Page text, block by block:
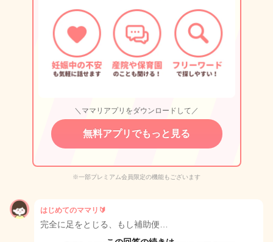
＼ママリアプリをダウンロードして／
無料アプリでもっと見る
※一部プレミアム会員限定の機能もございます
はじめてのママリ🔰
完全に足をとじる、もし補助便…